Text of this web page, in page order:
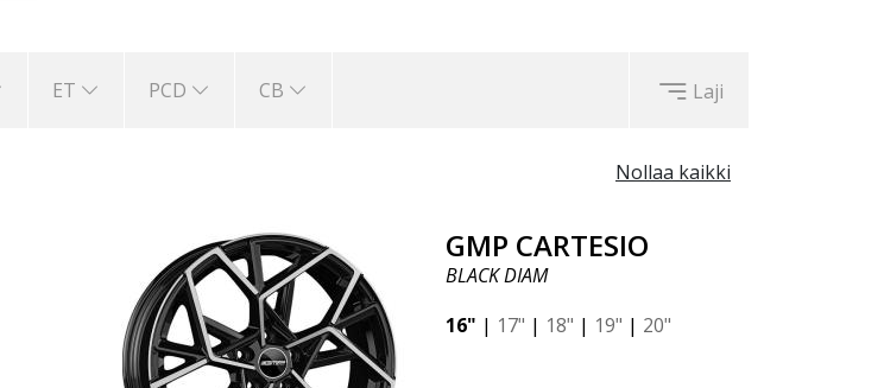
ET PCD CB Laji
Nollaa kaikki
GMP CARTESIO
BLACK DIAM
16" | 17" | 18" | 19" | 20"